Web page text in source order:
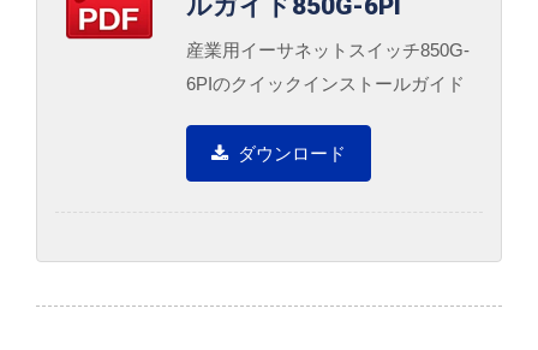
ルガイド850G-6PI
産業用イーサネットスイッチ850G-
6PIのクイックインストールガイド
ダウンロード